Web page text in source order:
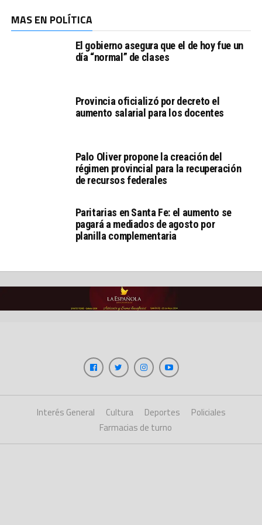
MAS EN POLÍTICA
El gobierno asegura que el de hoy fue un
día “normal” de clases
Provincia oficializó por decreto el
aumento salarial para los docentes
Palo Oliver propone la creación del
régimen provincial para la recuperación
de recursos federales
Paritarias en Santa Fe: el aumento se
pagará a mediados de agosto por
planilla complementaria
Interés General Cultura Deportes
Policiales
Farmacias de turno